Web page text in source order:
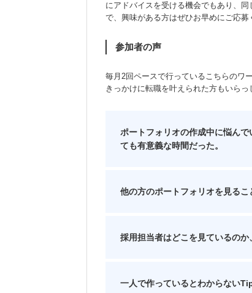
にアドバイスを受ける機会でもあり、
で、興味がある方はぜひお早めにご応募
参加者の声
毎月2回ペースで行っているこちらのワ
きっかけに転職を叶えられた方もいらっ
ポートフォリオの作成中に悩ん
ても有意義な時間だった。
他の方のポートフォリオを見るこ
採用担当者はどこを見ているのか
一人で作っているとわからない